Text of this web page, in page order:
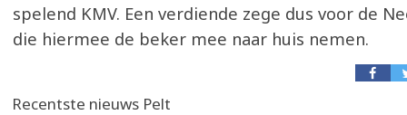
spelend KMV. Een verdiende zege dus voor de
die hiermee de beker mee naar huis nemen.
Recentste nieuws Pelt